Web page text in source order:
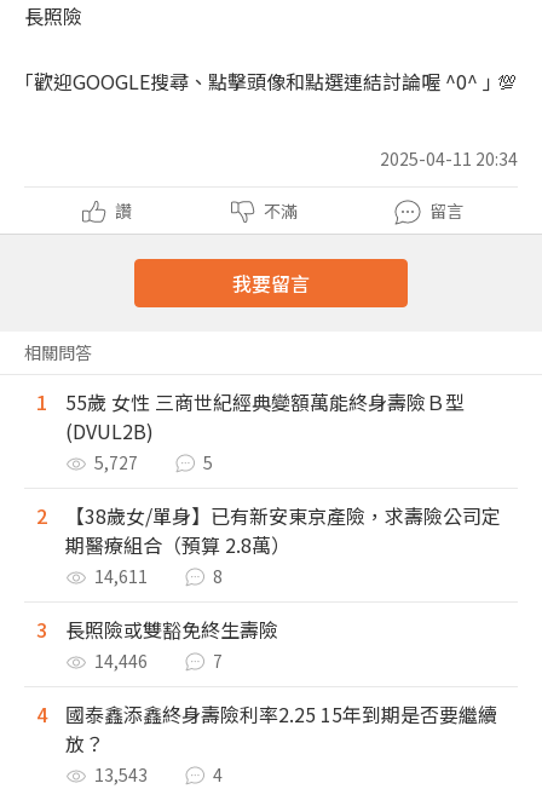
長照險
｢歡迎GOOGLE搜尋、點擊頭像和點選連結討論喔 ^0^ ｣ 💯
2025-04-11 20:34
讚 不滿 留言
我要留言
相關問答
1
55歲 女性 三商世紀經典變額萬能終身壽險Ｂ型
(DVUL2B)
5,727 5
2
【38歲女/單身】已有新安東京產險，求壽險公司定
期醫療組合（預算 2.8萬）
14,611 8
3 長照險或雙豁免終生壽險
14,446 7
4
國泰鑫添鑫終身壽險利率2.25 15年到期是否要繼續
放？
13,543 4